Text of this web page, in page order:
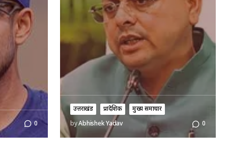
0
उत्तराखंड प्रादेशिक
मुख्य समाचार
byAbhishek Yadav 0